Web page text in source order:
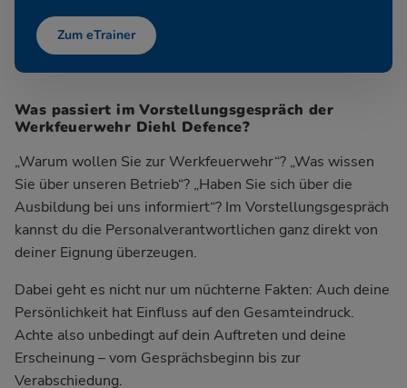
Zum eTrainer
Was passiert im Vorstellungsgespräch der
Werkfeuerwehr Diehl Defence?
„Warum wollen Sie zur Werkfeuerwehr“? „Was wissen
Sie über unseren Betrieb“? „Haben Sie sich über die
Ausbildung bei uns informiert“? Im Vorstellungsgespräch
kannst du die Personalverantwortlichen ganz direkt von
deiner Eignung überzeugen.
Dabei geht es nicht nur um nüchterne Fakten: Auch deine
Persönlichkeit hat Einfluss auf den Gesamteindruck.
Achte also unbedingt auf dein Auftreten und deine
Erscheinung – vom Gesprächsbeginn bis zur
Verabschiedung.